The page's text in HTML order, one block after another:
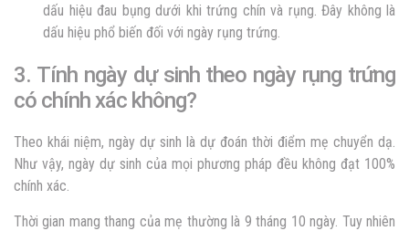
dấu hiệu đau bụng dưới khi trứng chín và rụng. Đây không là
dấu hiệu phổ biến đối với ngày rụng trứng.
3. Tính ngày dự sinh theo ngày rụng trứng
có chính xác không?
Theo khái niệm, ngày dự sinh là dự đoán thời điểm mẹ chuyển dạ.
Như vậy, ngày dự sinh của mọi phương pháp đều không đạt 100%
chính xác.
Thời gian mang thang của mẹ thường là 9 tháng 10 ngày. Tuy nhiên